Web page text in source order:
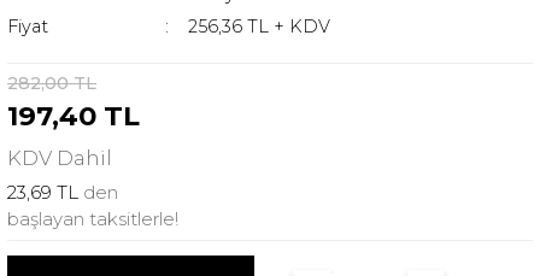
Fiyat
256,36 TL + KDV
282,00 TL
197,40 TL
KDV Dahil
23,69 TL den
başlayan taksitlerle!